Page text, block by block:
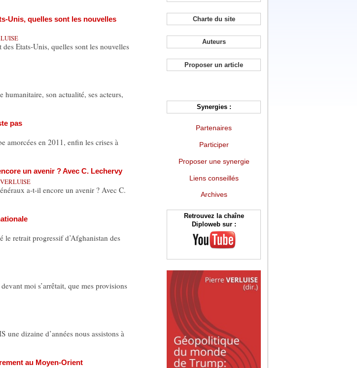
Unis, quelles sont les nouvelles
Etats-Unis, quelles sont les nouvelles
son actualité, ses acteurs,
pas
amorcées en 2011, enfin les crises à
un avenir ? Avec C. Lechervy
a-t-il encore un avenir ? Avec C.
retrait progressif d’Afghanistan des
moi s’arrêtait, que mes provisions
une dizaine d’années nous assistons à
au Moyen-Orient
Charte du site
Auteurs
Proposer un article
Synergies :
Partenaires
Participer
Proposer une synergie
Liens conseillés
Archives
Retrouvez la chaîne
Diploweb sur :